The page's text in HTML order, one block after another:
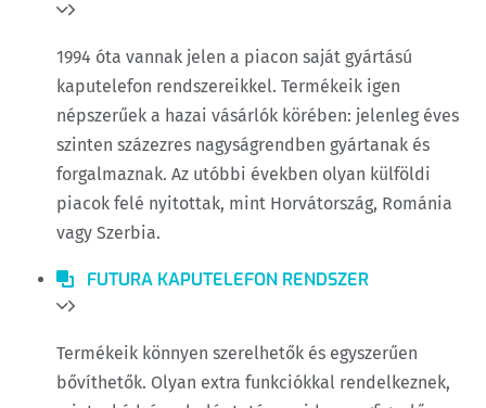
1994 óta vannak jelen a piacon saját gyártású
kaputelefon rendszereikkel. Termékeik igen
népszerűek a hazai vásárlók körében: jelenleg éves
szinten százezres nagyságrendben gyártanak és
forgalmaznak. Az utóbbi években olyan külföldi
piacok felé nyitottak, mint Horvátország, Románia
vagy Szerbia.
FUTURA KAPUTELEFON RENDSZER
Termékeik könnyen szerelhetők és egyszerűen
bővíthetők. Olyan extra funkciókkal rendelkeznek,